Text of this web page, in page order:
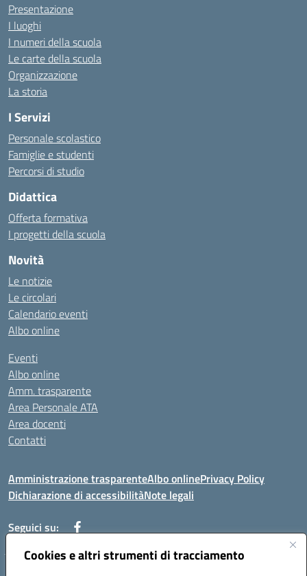
Cookies e altri strumenti di tracciamento
Presentazione
I luoghi
I numeri della scuola
Le carte della scuola
Organizzazione
La storia
I Servizi
Personale scolastico
Famiglie e studenti
Percorsi di studio
Didattica
Offerta formativa
I progetti della scuola
Novità
Le notizie
Le circolari
Calendario eventi
Albo online
Eventi
Albo online
Amm. trasparente
Area Personale ATA
Area docenti
Contatti
Amministrazione trasparenteAlbo onlinePrivacy Policy
Dichiarazione di accessibilitàNote legali
Seguici su: